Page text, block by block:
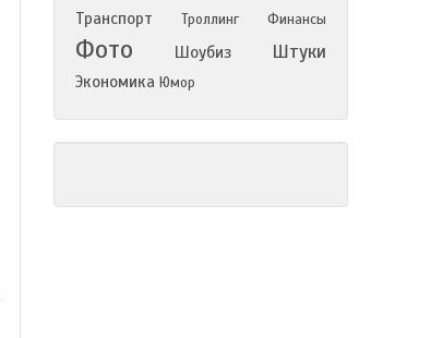
Транспорт Троллинг Финансы
Фото Шоубиз Штуки
Экономика Юмор